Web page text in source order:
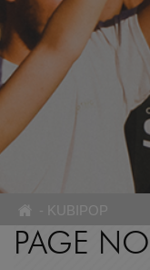
- KUBIPOP
PAGE